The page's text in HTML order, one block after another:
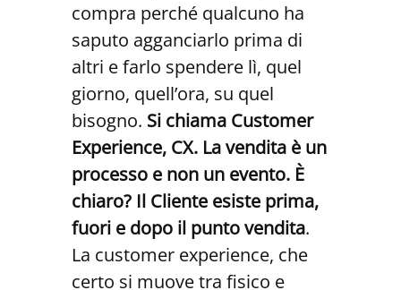
compra perché qualcuno ha
saputo agganciarlo prima di
altri e farlo spendere lì, quel
giorno, quell’ora, su quel
bisogno. Si chiama Customer
Experience, CX. La vendita è un
processo e non un evento. È
chiaro? Il Cliente esiste prima,
fuori e dopo il punto vendita.
La customer experience, che
certo si muove tra fisico e